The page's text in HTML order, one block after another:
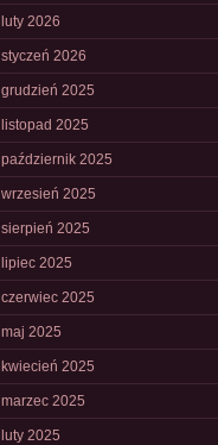
luty 2026
styczeń 2026
grudzień 2025
listopad 2025
październik 2025
wrzesień 2025
sierpień 2025
lipiec 2025
czerwiec 2025
maj 2025
kwiecień 2025
marzec 2025
luty 2025